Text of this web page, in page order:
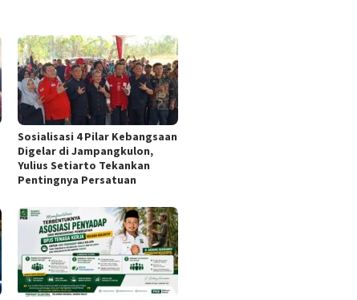
Sosialisasi 4 Pilar Kebangsaan
Digelar di Jampangkulon,
Yulius Setiarto Tekankan
Pentingnya Persatuan